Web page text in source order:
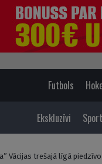
Futbols
Ekskluzīvi
Vācijas trešajā līgā